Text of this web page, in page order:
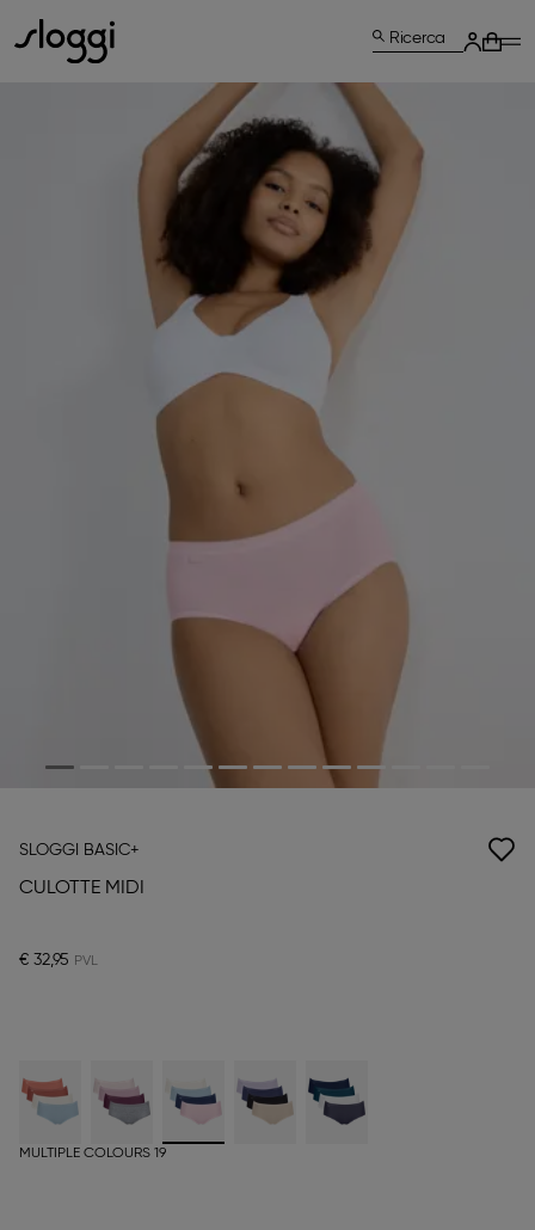
Ricerca
SLOGGI BASIC+
CULOTTE MIDI
€ 32,95
MULTIPLE COLOURS 19